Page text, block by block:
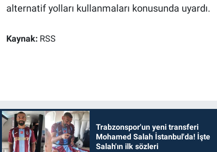
alternatif yolları kullanmaları konusunda uyardı.
Kaynak: RSS
Trabzonspor'un yeni transferi
Mohamed Salah İstanbul'da! İşte
Salah'ın ilk sözleri